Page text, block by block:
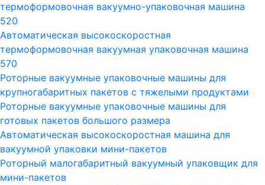
термоформовочная вакуумно-упаковочная машина
520
Автоматическая высокоскоростная
термоформовочная вакуумная упаковочная машина
570
Роторные вакуумные упаковочные машины для
крупногабаритных пакетов с тяжелыми продуктами
Роторные вакуумные упаковочные машины для
готовых пакетов большого размера
Автоматическая высокоскоростная машина для
вакуумной упаковки мини-пакетов
Роторный малогабаритный вакуумный упаковщик для
мини-пакетов